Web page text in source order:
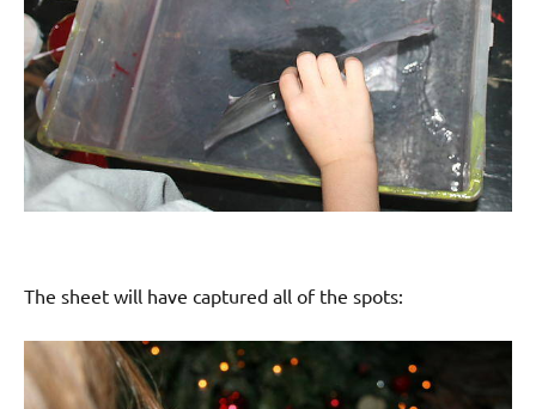
The sheet will have captured all of the spots: